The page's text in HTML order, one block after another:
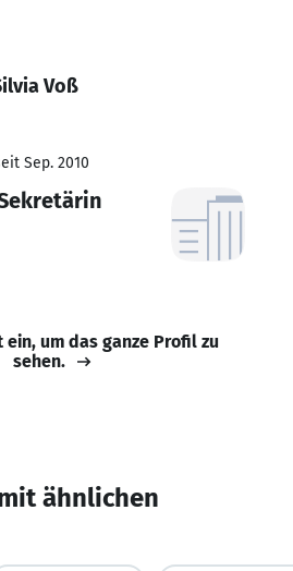
Voß
Sep. 2010
ein, um das ganze Profil zu
sehen.
ähnlichen